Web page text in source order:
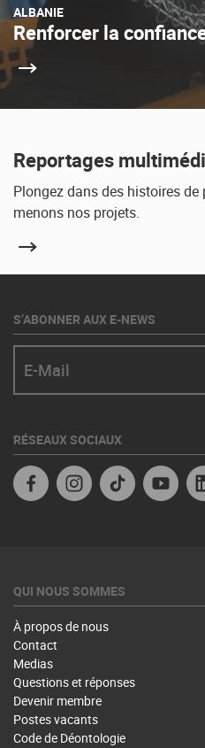
ALBANIE
Renforcer la
Reportages
Plongez dans des histoires
menons nos projets.
S’ABONNER AUX E-NEWS
RÉSEAUX SOCIAUX
FacebookInstagramTikTok
QUI NOUS SOMMES
À propos de nous
Contact
Medias
Questions et réponses
Devenir membre
Postes vacants
Code de Déontologie